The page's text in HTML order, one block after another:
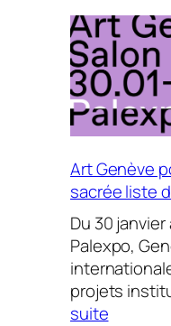
Art Genève
sacrée liste
Du 30
Palexpo,
projets
suite: